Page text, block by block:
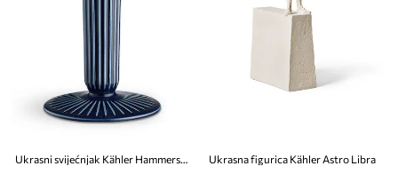
Ukrasni svijećnjak Kähler Hammershoi 16 cm Ukrasna figurica Kähler Astro Libra